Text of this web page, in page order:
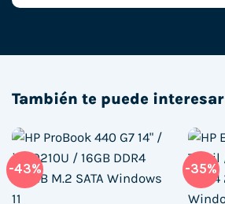
También te puede interesar
-43% -35%